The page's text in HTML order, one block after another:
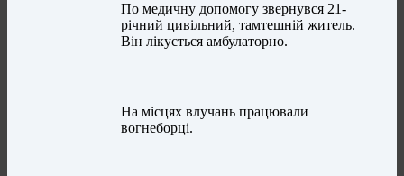
По медичну допомогу звернувся 21-
річний цивільний, тамтешній житель.
Він лікується амбулаторно.
На місцях влучань працювали
вогнеборці.